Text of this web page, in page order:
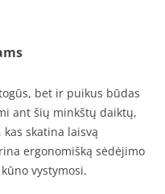
bet ir puikus būdas
ant šių minkštų daiktų,
skatina laisvą
ergonomišką sėdėjimo
vystymosi.